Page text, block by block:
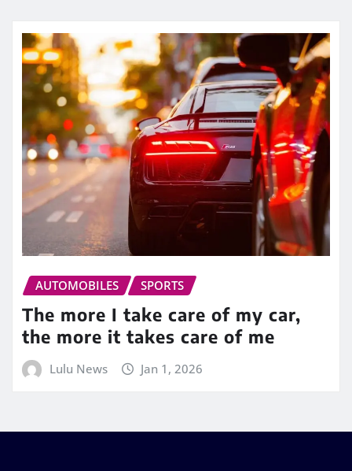
AUTOMOBILES SPORTS
The more I take care of my car,
the more it takes care of me
Lulu News Jan 1, 2026